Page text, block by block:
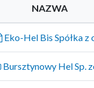
NAZWA
Eko-Hel Bis Spółka z
Bursztynowy Hel Sp.